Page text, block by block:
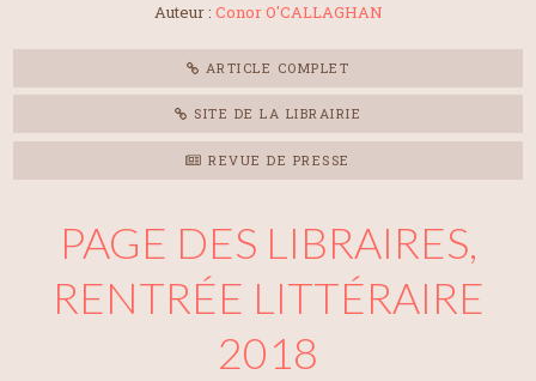
Auteur : Conor O'CALLAGHAN
ARTICLE COMPLET
SITE DE LA LIBRAIRIE
REVUE DE PRESSE
PAGE DES LIBRAIRES,
RENTRÉE LITTÉRAIRE
2018